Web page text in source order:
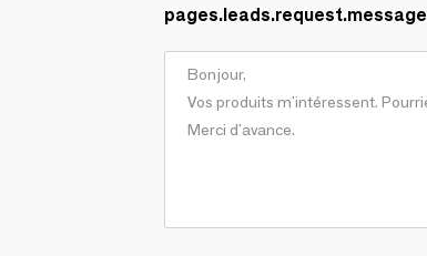
pages.leads.request.message